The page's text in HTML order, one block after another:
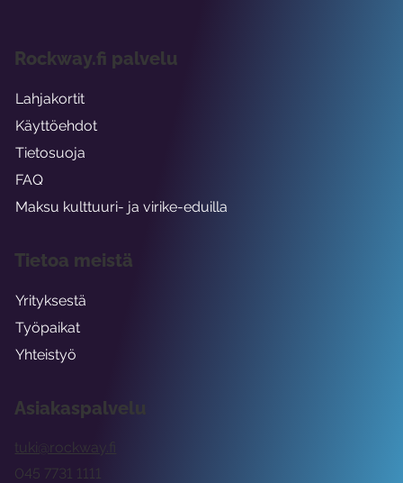
Asiakaspalvelu
tuki@rockway.fi
045 7731 1111
Rockway.fi palvelu
Lahjakortit
Käyttöehdot
Tietosuoja
FAQ
Maksu kulttuuri- ja virike-eduilla
Tietoa meistä
Yrityksestä
Työpaikat
Yhteistyö